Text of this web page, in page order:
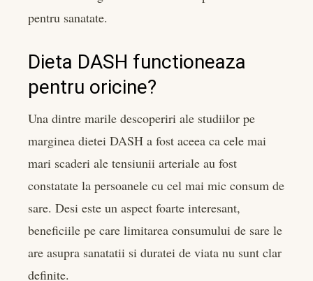
pentru sanatate.
Dieta DASH functioneaza
pentru oricine?
Una dintre marile descoperiri ale studiilor pe
marginea dietei DASH a fost aceea ca cele mai
mari scaderi ale tensiunii arteriale au fost
constatate la persoanele cu cel mai mic consum de
sare. Desi este un aspect foarte interesant,
beneficiile pe care limitarea consumului de sare le
are asupra sanatatii si duratei de viata nu sunt clar
definite.